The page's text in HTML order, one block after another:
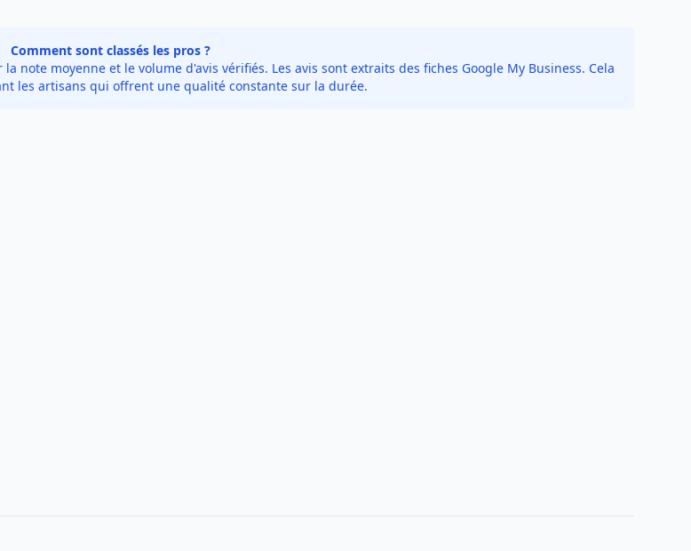
Comment sont classés les pros ?
note moyenne et le volume d'avis vérifiés. Les avis sont extraits des fiches Google My Business. Cela
les artisans qui offrent une qualité constante sur la durée.